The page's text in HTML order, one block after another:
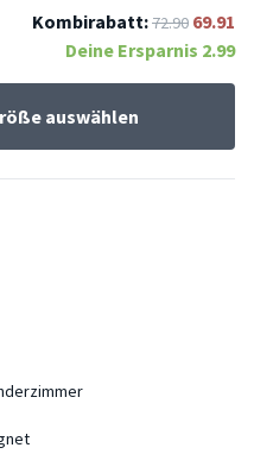
Kombirabatt:72.90 69.91
Deine Ersparnis 2.99
auswählen